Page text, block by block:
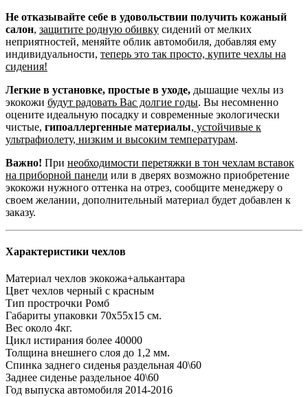
Не отказывайте себе в удовольствии получить кожаный
салон, защитите родную обивку сидений от мелких
неприятностей, меняйте облик автомобиля, добавляя ему
индивидуальности, теперь это так просто, купите чехлы на
сидения!
Легкие в установке, простые в уходе, дышащие чехлы из
экокожи будут радовать Вас долгие годы. Вы несомненно
оцените идеальную посадку и современные экологически
чистые, гипоаллергенные материалы, устойчивые к
ультрафиолету, низким и высоким температурам.
Важно! При необходимости перетяжки в тон чехлам вставок
на приборной панели или в дверях возможно приобретение
экокожи нужного оттенка на отрез, сообщите менеджеру о
своем желании, дополнительный материал будет добавлен к
заказу.
Характеристики чехлов
Материал чехлов экокожа+алькантара
Цвет чехлов черный с красным
Тип прострочки Ромб
Габариты упаковки 70х55х15 см.
Вес около 4кг.
Цикл истирания более 40000
Толщина внешнего слоя до 1,2 мм.
Спинка заднего сиденья раздельная 40\60
Заднее сиденье раздельное 40\60
Год выпуска автомобиля 2014-2016